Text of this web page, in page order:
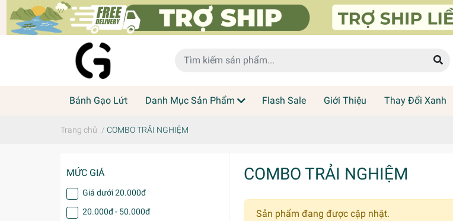
Bánh Gạo Lứt Danh Mục Sản Phẩm Flash Sale Giới Thiệu Thay Đổi Xanh
Trang chủ / COMBO TRẢI NGHIỆM
COMBO TRẢI NGHIỆM
Sản phẩm đang được cập nhật.
MỨC GIÁ
Giá dưới 20.000đ
20.000đ - 50.000đ